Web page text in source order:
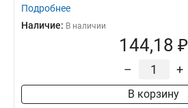
Подробнее
Наличие: В наличии
144,18 ₽
– +
В корзину